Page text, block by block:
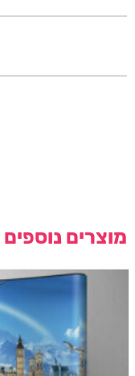
מוצרים נוספים